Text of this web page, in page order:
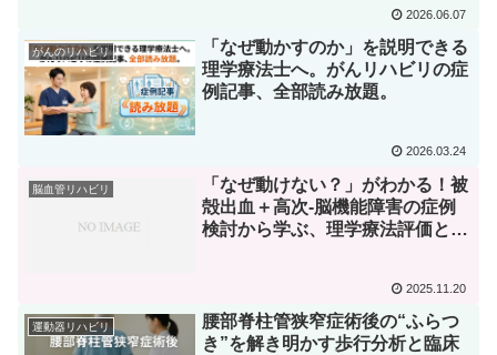
2026.06.07
がんのリハビリ
「なぜ動かすのか」を説明できる
理学療法士へ。がんリハビリの症
例記事、全部読み放題。
2026.03.24
脳血管リハビリ
「なぜ動けない？」がわかる！被
殻出血＋高次-脳機能障害の症例
検討から学ぶ、理学療法評価と計
2025.11.20
運動器リハビリ
腰部脊柱管狭窄症術後の“ふらつ
き”を解き明かす歩行分析と臨床